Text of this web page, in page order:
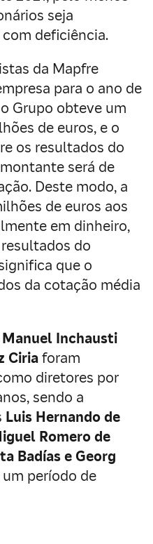
seja
deficiência.
da Mapfre
para o ano de
Grupo obteve um
de euros, e o
os resultados do
será de
Deste modo, a
de euros aos
em dinheiro,
do
que o
da cotação média
Manuel Inchausti
Ciriaforam
diretores por
sendo a
Luis Hernando de
Romero de
Badías e Georg
período de